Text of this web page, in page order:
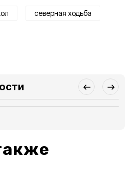
северная ходьба